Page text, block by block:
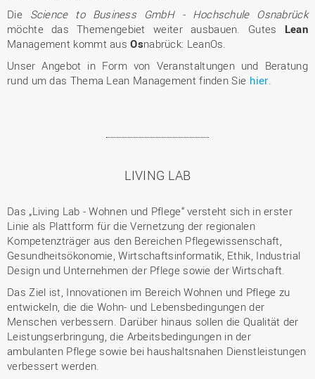
Die Science to Business GmbH - Hochschule Osnabrück
möchte das Themengebiet weiter ausbauen. Gutes Lean
Management kommt ausOsnabrück: LeanOs.
Unser Angebot in Form von Veranstaltungen und Beratung
rund um das Thema Lean Management finden Sie hier
LIVING LAB
Das „Living Lab - Wohnen und Pflege“ versteht sich in erster
Linie als Plattform für die Vernetzung der regionalen
Kompetenzträger aus den Bereichen Pflegewissenschaft,
Gesundheitsökonomie, Wirtschaftsinformatik, Ethik, Industrial
Design und Unternehmen der Pflege sowie der Wirtschaft.
Das Ziel ist, Innovationen im Bereich Wohnen und Pflege zu
entwickeln, die die Wohn- und Lebensbedingungen der
Menschen verbessern. Darüber hinaus sollen die Qualität der
Leistungserbringung, die Arbeitsbedingungen in der
ambulanten Pflege sowie bei haushaltsnahen Dienstleistungen
verbessert werden.